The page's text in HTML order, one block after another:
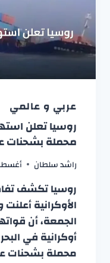
عربي و عالمي
روسيا تعلن
محملة بشحنات
راشد سلطان أغسطس 7,
روسيا تكشف
الأوكرانية
أوكرانية في
محملة بشحنات